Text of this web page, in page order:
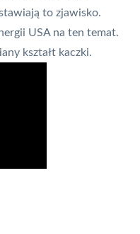
to zjawisko.
USA na ten temat.
kształt kaczki.